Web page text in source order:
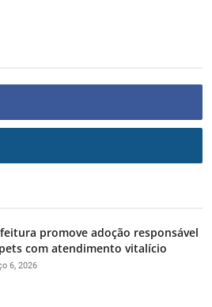
promove adoção responsável
com atendimento vitalício
6, 2026